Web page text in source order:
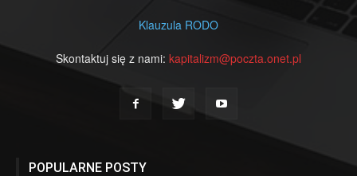
Klauzula RODO
Skontaktuj się z nami: kapitalizm@poczta.onet.pl
POPULARNE POSTY